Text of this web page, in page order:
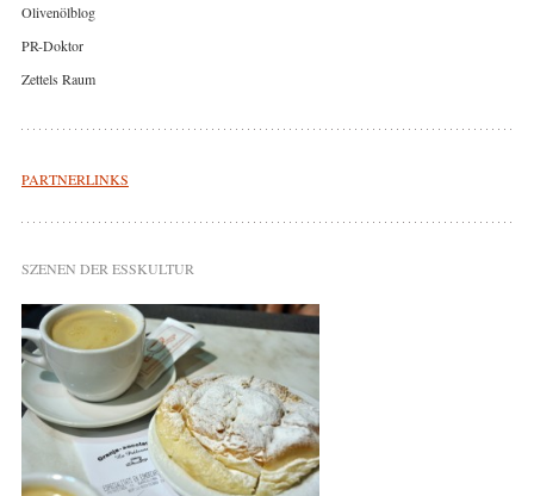
Olivenölblog
PR-Doktor
Zettels Raum
PARTNERLINKS
SZENEN DER ESSKULTUR